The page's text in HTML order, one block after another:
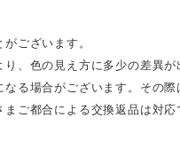
ございます。
、色の見え方に多少の差異
る場合がございます。その
ご都合による交換返品は対